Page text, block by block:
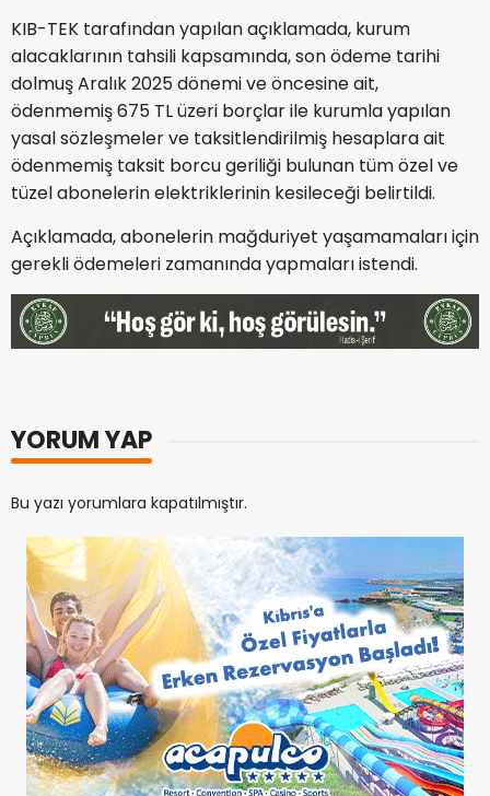
KIB-TEK tarafından yapılan açıklamada, kurum
alacaklarının tahsili kapsamında, son ödeme tarihi
dolmuş Aralık 2025 dönemi ve öncesine ait,
ödenmemiş 675 TL üzeri borçlar ile kurumla yapılan
yasal sözleşmeler ve taksitlendirilmiş hesaplara ait
ödenmemiş taksit borcu geriliği bulunan tüm özel ve
tüzel abonelerin elektriklerinin kesileceği belirtildi.
Açıklamada, abonelerin mağduriyet yaşamamaları için
gerekli ödemeleri zamanında yapmaları istendi.
YORUM YAP
Bu yazı yorumlara kapatılmıştır.